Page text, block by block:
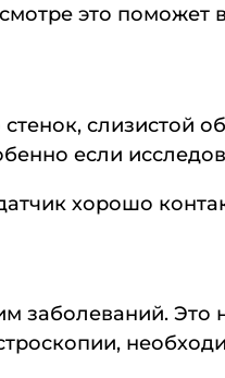
это поможет
слизистой
если
хорошо
заболеваний.